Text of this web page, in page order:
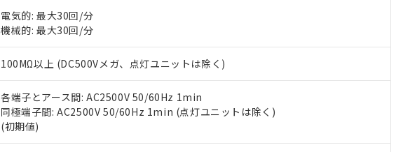
電気的: 最大30回/分
機械的: 最大30回/分
100MΩ以上 (DC500Vメガ、点灯ユニットは除く)
各端子とアース間: AC2500V 50/60Hz 1min
同極端子間: AC2500V 50/60Hz 1min (点灯ユニットは除く)
(初期値)
51物質の非含有証明書（当社基準）
※本証明書は発行日時点で非含有を証明するもので、過去に遡って非含有を証明する
また、RoHS指令のフタル酸エステル類４物質の対応では、対応完了までの期間は出
既に当社にて対応品への在庫切替を完了していることから、特段のことがない限り
り割愛しております。